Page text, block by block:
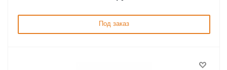
Под заказ